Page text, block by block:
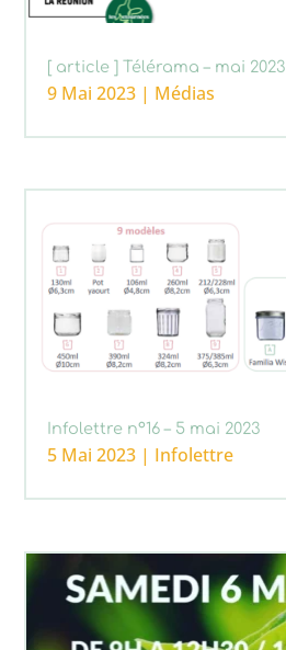
[ article ] Télérama – mai 2023
9 Mai 2023 | Médias
Infolettre n°16 – 5 mai 2023
5 Mai 2023 | Infolettre